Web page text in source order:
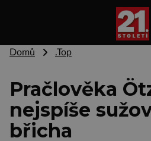
Domů .Top
Pračlověka
nejspíše
břicha